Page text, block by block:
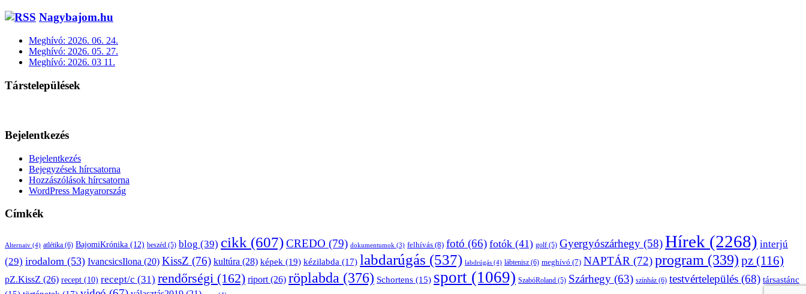
Nagybajom.hu
Meghívó: 2026. 06. 24.
Meghívó: 2026. 05. 27.
Meghívó: 2026. 03 11.
Társtelepülések
Bejelentkezés
Bejelentkezés
Bejegyzések hírcsatorna
Hozzászólások hírcsatorna
WordPress Magyarország
Címkék
Alternaiv (4) atlétika (6) BajomiKrónika (12) beszéd (5) blog (39) cikk (607)CREDO (79) dokumentumok (3) felhívás (8) fotó (66) fotók (41) golf (5) Gyergyószárhegy (58)Hírek (2268) interjú
(29) irodalom (53) IvancsicsIlona (20) KissZ (76) kultúra (28) képek (19) kézilabda (17) labdarúgás (537) labdrúgás (4) lábtenisz (6) meghívó (7) NAPTÁR (72)program (339) pz (116)
pZ.KissZ (26) recept (10) recept/c (31) rendőrségi (162) riport(26) röplabda (376) Schortens (15) sport (1069) SzabóRoland (5) Szárhegy (63) színház (6) testvértelepülés (68) társastánc